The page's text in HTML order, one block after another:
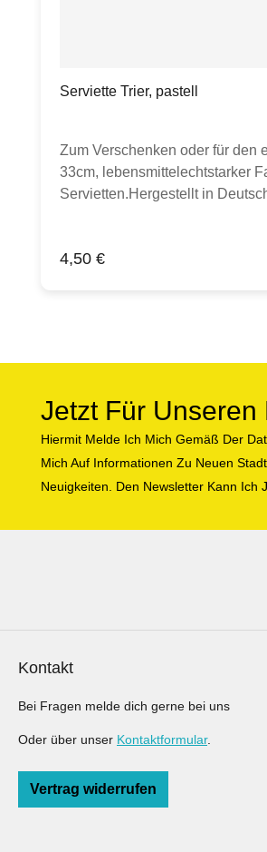
Serviette Trier, pastell
Zum Verschenken oder für den
33cm, lebensmittelechtstarker
Servietten.Hergestellt in
Regulärer Preis:
4,50 €
Jetzt Für Unseren
Hiermit Melde Ich Mich Gemäß Der
Mich Auf Informationen Zu Neuen
Neuigkeiten. Den Newsletter Kann Ich
Kontakt
Bei Fragen melde dich gerne bei uns
Oder über unser Kontaktformular.
Vertrag widerrufen